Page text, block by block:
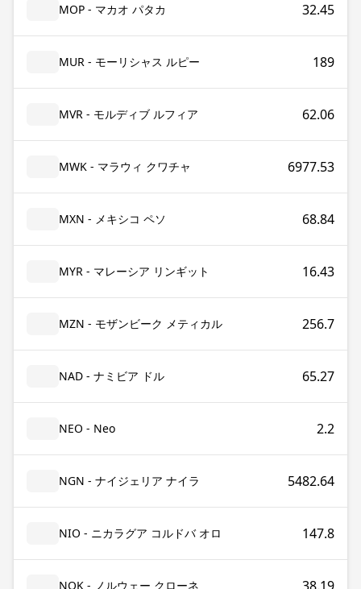
MOP - マカオ パタカ 32.45
MUR - モーリシャス ルピー 189
MVR - モルディブ ルフィア 62.06
MWK - マラウィ クワチャ 6977.53
MXN - メキシコ ペソ 68.84
MYR - マレーシア リンギット 16.43
MZN - モザンビーク メティカル 256.7
NAD - ナミビア ドル 65.27
NEO - Neo 2.2
NGN - ナイジェリア ナイラ 5482.64
NIO - ニカラグア コルドバ オロ 147.8
NOK - ノルウェー クローネ